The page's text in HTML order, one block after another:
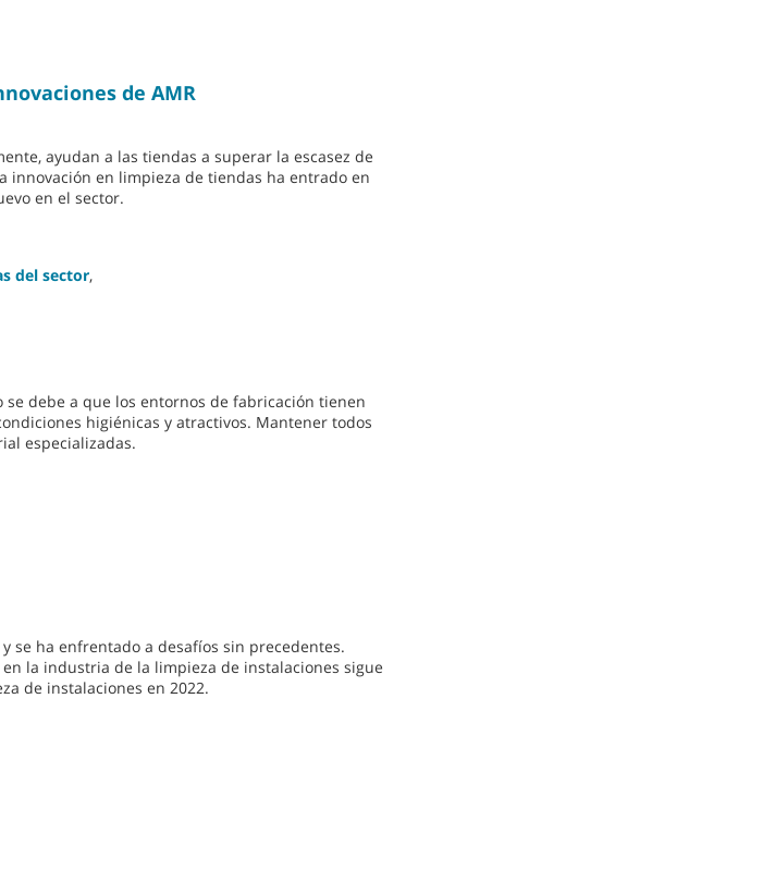
de AMR
ayudan a las tiendas a superar la escasez de
innovación en limpieza de tiendas ha entrado en
en el sector.
del sector,
debe a que los entornos de fabricación tienen
higiénicas y atractivos. Mantener todos
especializadas.
se ha enfrentado a desafíos sin precedentes.
la industria de la limpieza de instalaciones sigue
de instalaciones en 2022.